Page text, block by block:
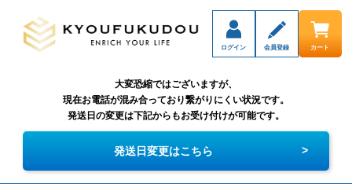
ログイン 会員登録 カート
大変恐縮ではございますが、
現在お電話が混み合っており繋がりにくい状況です。
発送日の変更は下記からもお受け付けが可能です。
発送日変更はこちら >